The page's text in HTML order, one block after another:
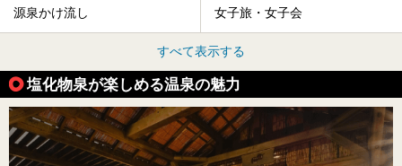
源泉かけ流し 女子旅・女子会
すべて表示する
塩化物泉が楽しめる温泉の魅力